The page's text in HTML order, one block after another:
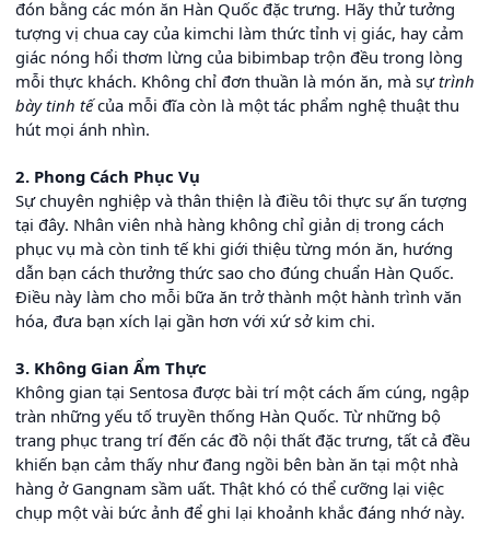
đón bằng các món ăn Hàn Quốc đặc trưng. Hãy thử tưởng
tượng vị chua cay của kimchi làm thức tỉnh vị giác, hay cảm
giác nóng hổi thơm lừng của bibimbap trộn đều trong lòng
mỗi thực khách. Không chỉ đơn thuần là món ăn, mà sựtrình
bày tinh tếcủa mỗi đĩa còn là một tác phẩm nghệ thuật thu
hút mọi ánh nhìn.
2. Phong Cách Phục Vụ
Sự chuyên nghiệp và thân thiện là điều tôi thực sự ấn tượng
tại đây. Nhân viên nhà hàng không chỉ giản dị trong cách
phục vụ mà còn tinh tế khi giới thiệu từng món ăn, hướng
dẫn bạn cách thưởng thức sao cho đúng chuẩn Hàn Quốc.
Điều này làm cho mỗi bữa ăn trở thành một hành trình văn
hóa, đưa bạn xích lại gần hơn với xứ sở kim chi.
3. Không Gian Ẩm Thực
Không gian tại Sentosa được bài trí một cách ấm cúng, ngập
tràn những yếu tố truyền thống Hàn Quốc. Từ những bộ
trang phục trang trí đến các đồ nội thất đặc trưng, tất cả đều
khiến bạn cảm thấy như đang ngồi bên bàn ăn tại một nhà
hàng ở Gangnam sầm uất. Thật khó có thể cưỡng lại việc
chụp một vài bức ảnh để ghi lại khoảnh khắc đáng nhớ này.